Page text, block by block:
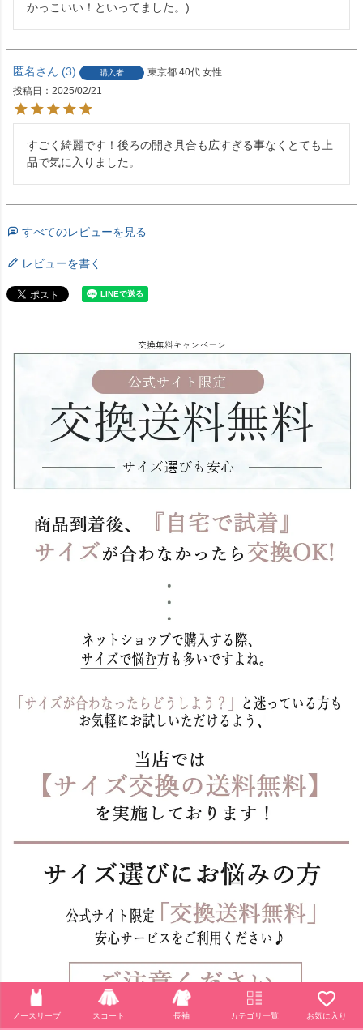
かっこいい！といってました。)
匿名 3 購入者 東京都 40代 女性
投稿日
2025/02/21
すごく綺麗です！後ろの開き具合も広すぎる事なくとても上
品で気に入りました。
すべてのレビューを見る
レビューを書く
ノースリーブ スコート 長袖 カテゴリ一覧 お気に入り